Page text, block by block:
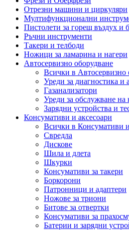
Отрезни машини и циркуляри
Мултифункционални
Пистолети за горещ въздух и
Ръчни инструменти
Такери и телбоди
Ножици за ламарина и нагери
Автосервизно оборудване
Всички в Автосервизно
Уреди за диагностика и
Газанализатори
Уреди за обслужване на
Зарядни устройства и
Консумативи и аксесоари
Всички в Консумативи
Свредла
Дискове
Шила и длета
Шкурки
Консумативи за такери
Боркорони
Патронници и адаптери
Ножове за триони
Битове за отвертки
Консумативи за
Батерии и зарядни